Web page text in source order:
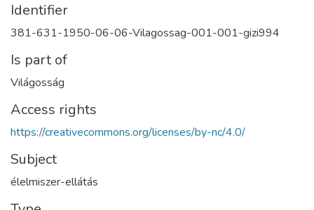
Identifier
381-631-1950-06-06-Vilagossag-001-001-gizi994
Is part of
Világosság
Access rights
https://creativecommons.org/licenses/by-nc/4.0/
Subject
élelmiszer-ellátás